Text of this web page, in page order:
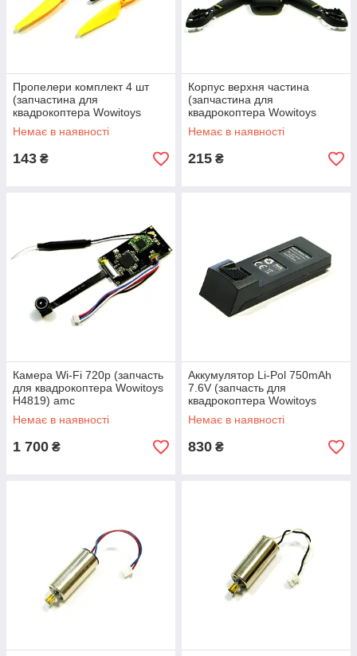
Пропелери комплект 4 шт
(запчастина для
квадрокоптера Wowitoys
H4819) amc
Немає в наявності
143 ₴
Корпус верхня частина
(запчастина для
квадрокоптера Wowitoys
H4819) amc
Немає в наявності
215 ₴
Камера Wi-Fi 720p (запчасть
для квадрокоптера Wowitoys
H4819) amc
Немає в наявності
1 700 ₴
Аккумулятор Li-Pol 750mAh
7.6V (запчасть для
квадрокоптера Wowitoys
H4819) amc
Немає в наявності
830 ₴